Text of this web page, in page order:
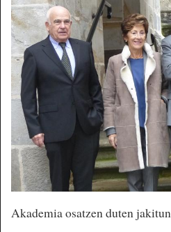
Akademia osatzen duten